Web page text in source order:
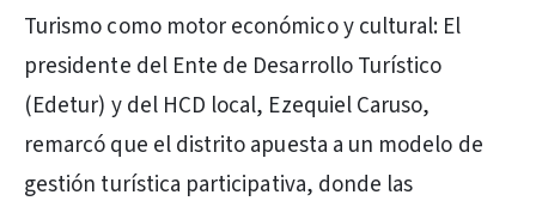
Turismo como motor económico y cultural: El
presidente del Ente de Desarrollo Turístico
(Edetur) y del HCD local, Ezequiel Caruso,
remarcó que el distrito apuesta a un modelo de
gestión turística participativa, donde las